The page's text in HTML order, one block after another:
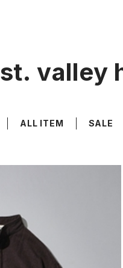
st. valley
ALL ITEM SALE